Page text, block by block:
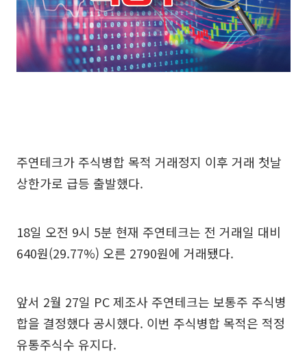
주연테크가 주식병합 목적 거래정지 이후 거래 첫날
상한가로 급등 출발했다.
18일 오전 9시 5분 현재 주연테크는 전 거래일 대비
640원(29.77%) 오른 2790원에 거래됐다.
앞서 2월 27일 PC 제조사 주연테크는 보통주 주식병
합을 결정했다 공시했다. 이번 주식병합 목적은 적정
유통주식수 유지다.